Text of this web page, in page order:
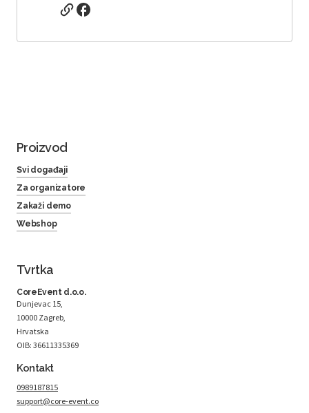
Proizvod
Svi događaji
Za organizatore
Zakaži demo
Webshop
Tvrtka
CoreEvent d.o.o.
Dunjevac 15,
10000 Zagreb,
Hrvatska
OIB: 36611335369
Kontakt
0989187815
support@core-event.co